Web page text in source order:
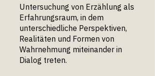
Untersuchung von Erzählung als
Erfahrungsraum, in dem
unterschiedliche Perspektiven,
Realitäten und Formen von
Wahrnehmung miteinander in
Dialog treten.